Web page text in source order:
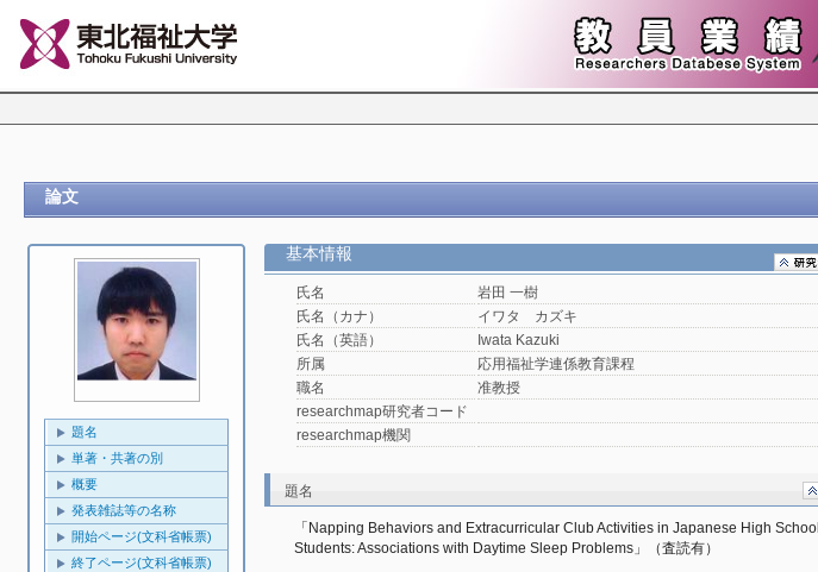
論文
題名
単著・共著の別
概要
発表雑誌等の名称
開始ページ(文科省帳票)
終了ページ(文科省帳票)
基本情報
氏名
岩田 一樹
氏名（カナ）
イワタ カズキ
氏名（英語）
Iwata Kazuki
所属
応用福祉学連係教育課程
職名
准教授
researchmap研究者コード
researchmap機関
題名
「Napping Behaviors and Extracurricular Club Activities in Japanese High School
Students: Associations with Daytime Sleep Problems」（査読有）